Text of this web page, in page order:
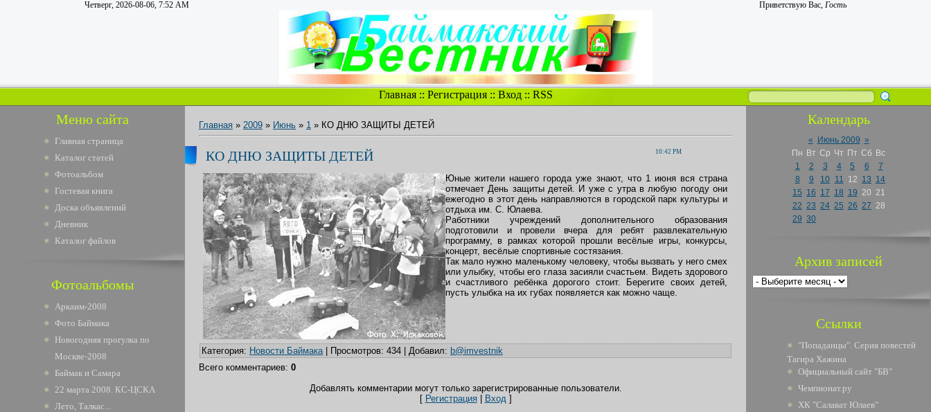
Четверг, 2026-08-06, 7:52 AM Приветствую Вас, Гость
Главная:: Регистрация:: Вход:: RSS
Меню сайта
Главная страница
Каталог статей
Фотоальбом
Гостевая книга
Доска объявлений
Дневник
Каталог файлов
Фотоальбомы
Аркаим-2008
Фото Баймака
Новогодняя прогулка по
Москве-2008
Баймак и Самара
22 марта 2008. КС-ЦСКА
Лето, Талкас...
Главная » 2009 » Июнь » 1 » КО ДНЮ ЗАЩИТЫ ДЕТЕЙ
10:42 PM
КО ДНЮ ЗАЩИТЫ ДЕТЕЙ
Юные жители нашего города уже знают, что 1 июня вся страна
отмечает День защиты детей. И уже с утра в любую погоду они
ежегодно в этот день направляются в городской парк культуры и
отдыха им. С. Юлаева.
Работники учреждений дополнительного образования
подготовили и провели вчера для ребят развлекательную
программу, в рамках которой прошли весёлые игры, конкурсы,
концерт, весёлые спортивные состязания.
Так мало нужно маленькому человеку, чтобы вызвать у него смех
или улыбку, чтобы его глаза засияли счастьем. Видеть здорового
и счастливого ребёнка дорогого стоит. Берегите своих детей,
пусть улыбка на их губах появляется как можно чаще.
Категория: Новости Баймака| Просмотров: 434 | Добавил: b@imvestnik
Всего комментариев: 0
Добавлять комментарии могут только зарегистрированные пользователи.
[ Регистрация| Вход]
Календарь
« Июнь 2009 »
Пн Вт Ср Чт Пт Сб Вс
1
2 3 4 5 6
7
8
9 10 11 12 13 14
15 16 17 18 19 20 21
22 23 24 25 26 27 28
29 30
Архив записей
Ссылки
"Попаданцы". Серия повестей
Тагира Хажина
Официальный сайт "БВ"
Чемпионат.ру
ХК "Салават Юлаев"